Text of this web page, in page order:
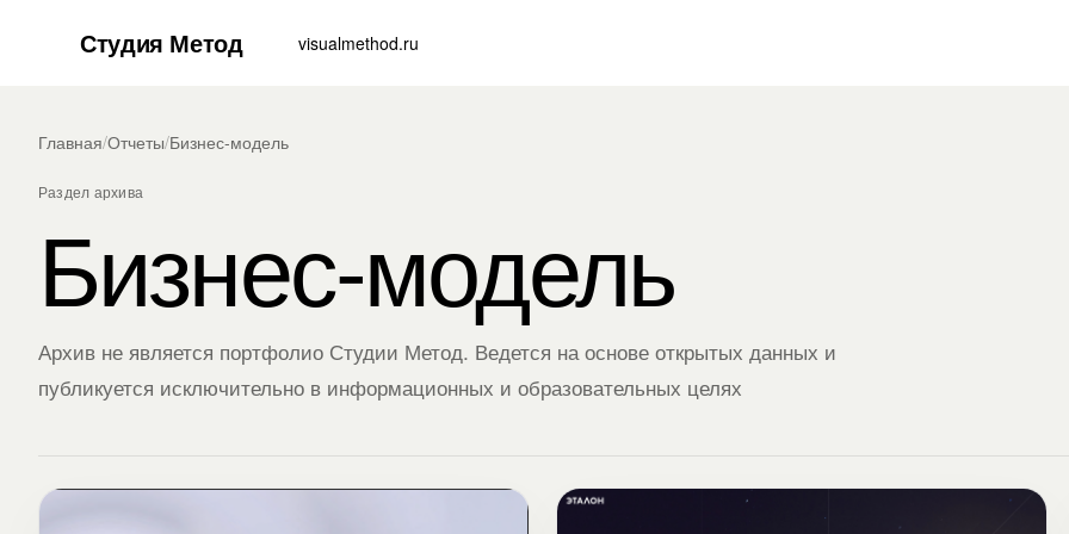
Студия Метод visualmethod.ru
Главная/Отчеты/Бизнес-модель
Раздел архива
Бизнес-модель
Архив не является портфолио Студии Метод. Ведется на основе открытых данных и
публикуется исключительно в информационных и образовательных целях